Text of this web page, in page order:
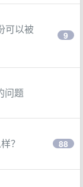
可以被
9
问题
？ 88